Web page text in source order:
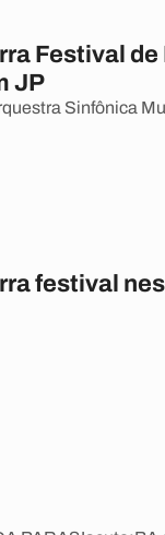
Festival
JP
Sinfônica
festival